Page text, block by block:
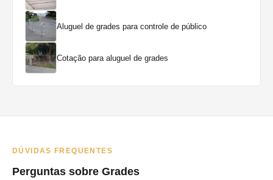
Aluguel de grades para controle de público
Cotação para aluguel de grades
DÚVIDAS FREQUENTES
Perguntas sobre Grades